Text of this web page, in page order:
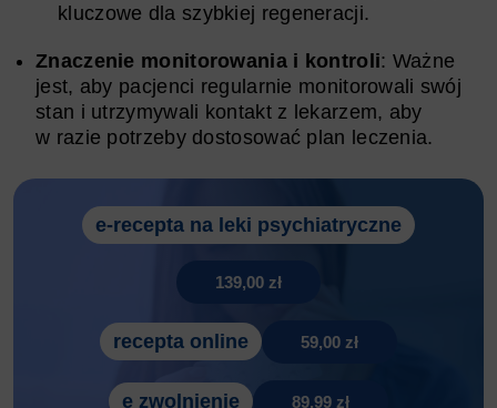
kluczowe dla szybkiej regeneracji.
Znaczenie monitorowania i kontroli: Ważne
jest, aby pacjenci regularnie monitorowali swój
stan i utrzymywali kontakt z lekarzem, aby
w razie potrzeby dostosować plan leczenia.
e-recepta na leki psychiatryczne
139,00 zł
recepta online 59,00 zł
e zwolnienie 89,99 zł